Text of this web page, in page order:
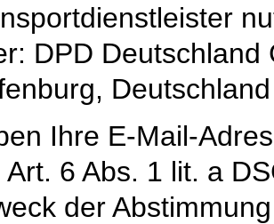
DPD
Deutschland
Ihre E-Mail-
6 Abs. 1 lit. a
der